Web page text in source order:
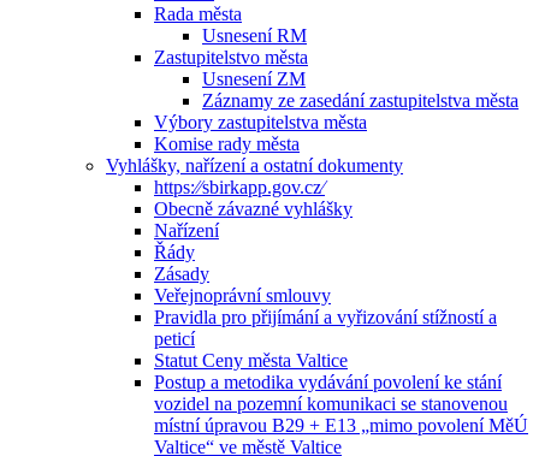
Rada města
Usnesení RM
Zastupitelstvo města
Usnesení ZM
Záznamy ze zasedání zastupitelstva města
Výbory zastupitelstva města
Komise rady města
Vyhlášky, nařízení a ostatní dokumenty
https:⁄⁄sbirkapp.gov.cz⁄
Obecně závazné vyhlášky
Nařízení
Řády
Zásady
Veřejnoprávní smlouvy
Pravidla pro přijímání a vyřizování stížností a
peticí
Statut Ceny města Valtice
Postup a metodika vydávání povolení ke stání
vozidel na pozemní komunikaci se stanovenou
místní úpravou B29 + E13 „mimo povolení MěÚ
Valtice“ ve městě Valtice